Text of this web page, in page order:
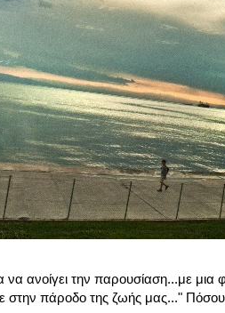
ανοίγει την παρουσίαση...με μια
πάροδο της ζωής μας..."